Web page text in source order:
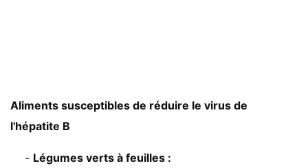
Aliments susceptibles de réduire le virus de
l'hépatite B
- Légumes verts à feuilles :